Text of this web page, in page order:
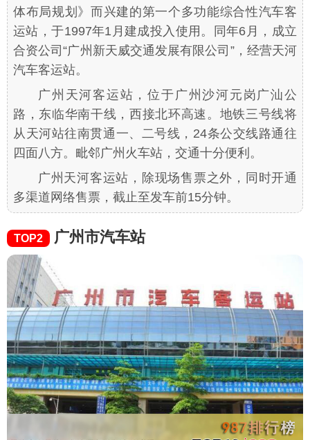
体布局规划》而兴建的第一个多功能综合性汽车客
运站，于1997年1月建成投入使用。同年6月，成立
合资公司“广州新天威交通发展有限公司”，经营天河
汽车客运站。
广州天河客运站，位于广州沙河元岗广汕公
路，东临华南干线，西接北环高速。地铁三号线将
从天河站往南贯通一、二号线，24条公交线路通往
四面八方。毗邻广州火车站，交通十分便利。
广州天河客运站，除现场售票之外，同时开通
多渠道网络售票，截止至发车前15分钟。
TOP2 广州市汽车站